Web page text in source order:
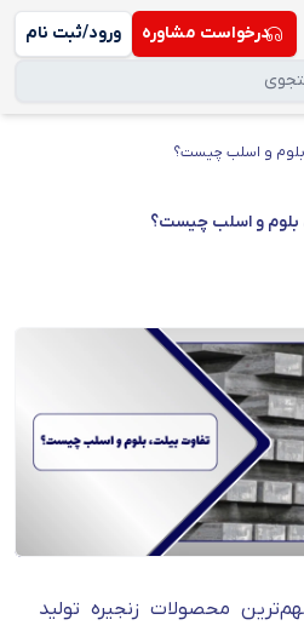
درخواست مشاوره ورود/ثبت نام
بلوم و اسلب چیست؟
بلوم و اسلب چیست؟
محصولات زنجیره تولید